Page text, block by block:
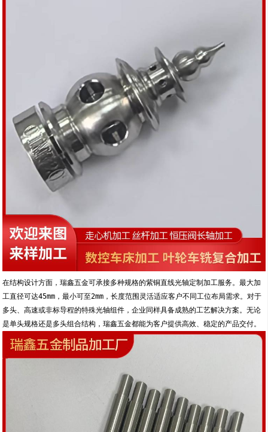
在结构设计方面，瑞鑫五金可承接多种规格的紫铜直线光轴定制加工服务。最大加
工直径可达45mm，最小可至2mm，长度范围灵活适应客户不同工位布局需求。对于
多头、高速或非标导程的特殊光轴组件，企业同样具备成熟的工艺解决方案。无论
是单头规格还是多头组合结构，瑞鑫五金都能为客户提供高效、稳定的产品交付。